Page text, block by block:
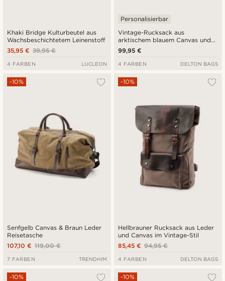
Khaki Bridge Kulturbeutel aus
Wachsbeschichtetem Leinenstoff
39,95 €
35,95 €
4 FARBEN LUCLEON
Vintage-Rucksack aus
arktischem blauem Canvas und
dunklem Leder
Personalisierbar
99,95 €
4 FARBEN DELTON BAGS
Senfgelb Canvas & Braun Leder
Reisetasche
-10%
119,00 €
107,10 €
7 FARBEN TRENDHIM
Hellbrauner Rucksack aus Leder
und Canvas im Vintage-Stil
-10%
94,95 €
85,45 €
4 FARBEN DELTON BAGS
-10% -10%